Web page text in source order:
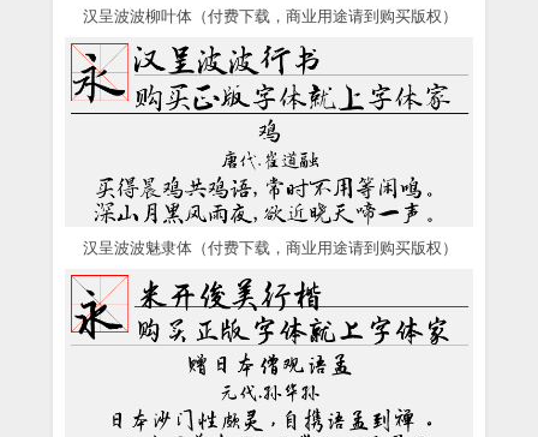
汉呈波波柳叶体（付费下载，商业用途请到购买版权）
汉呈波波魅隶体（付费下载，商业用途请到购买版权）